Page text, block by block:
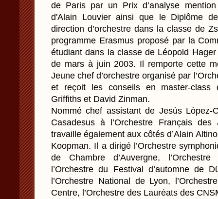
de Paris par un Prix d’analyse
d'Alain Louvier ainsi que le Diplôme
direction d’orchestre dans la classe de
programme Erasmus proposé par la
étudiant dans la classe de Léopold
de mars à juin 2003. Il remporte cette
Jeune chef d’orchestre organisé par
et reçoit les conseils en master-class
Griffiths et David Zinman.
Nommé chef assistant de Jesùs Lòpez-
Casadesus à l’Orchestre Français
travaille également aux côtés d’Alain
Koopman. Il a dirigé l’Orchestre
de Chambre d’Auvergne,
l’Orchestre du Festival d’automne de
l’Orchestre National de Lyon,
Centre, l’Orchestre des Lauréats des